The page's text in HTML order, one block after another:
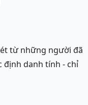
từ những người đã
định danh tính - chỉ